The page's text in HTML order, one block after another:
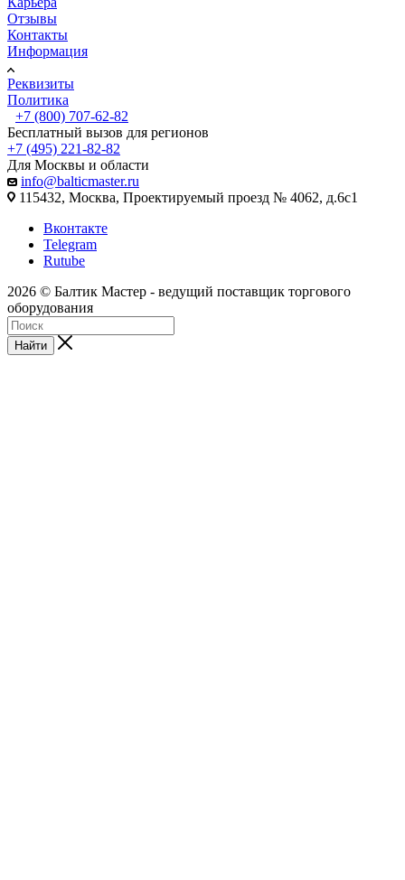
Отзывы
Контакты
Информация
Реквизиты
Политика
+7 (800) 707-62-82
Бесплатный вызов для регионов
+7 (495) 221-82-82
Для Москвы и области
info@balticmaster.ru
115432, Москва, Проектируемый проезд № 4062, д.6с1
Вконтакте
Telegram
Rutube
2026 © Балтик Мастер - ведущий поставщик торгового
оборудования
Найти